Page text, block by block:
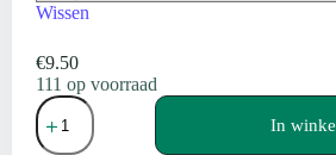
Wissen
€9.50
111 op voorraad
Wax
Melts
Chocolade
In